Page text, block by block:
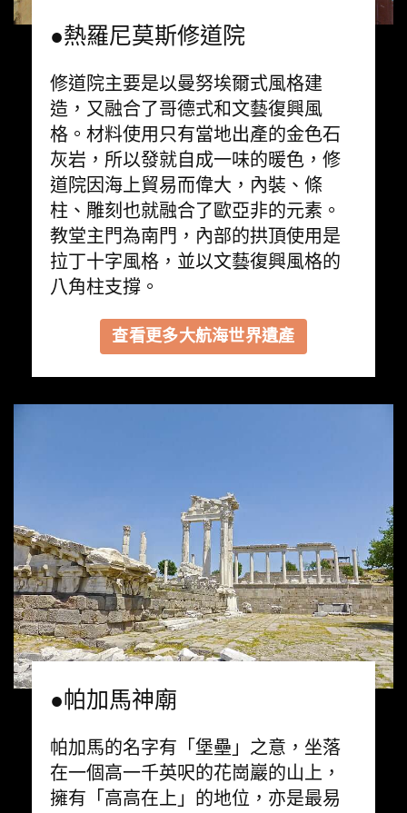
●熱羅尼莫斯修道院
修道院主要是以曼努埃爾式風格建
造，又融合了哥德式和文藝復興風
格。材料使用只有當地出產的金色石
灰岩，所以發就自成一味的暖色，修
道院因海上貿易而偉大，內裝、條
柱、雕刻也就融合了歐亞非的元素。
教堂主門為南門，內部的拱頂使用是
拉丁十字風格，並以文藝復興風格的
八角柱支撐。
查看更多大航海世界遺產
●帕加馬神廟
帕加馬的名字有「堡壘」之意，坐落
在一個高一千英呎的花崗巖的山上，
擁有「高高在上」的地位，亦是最易